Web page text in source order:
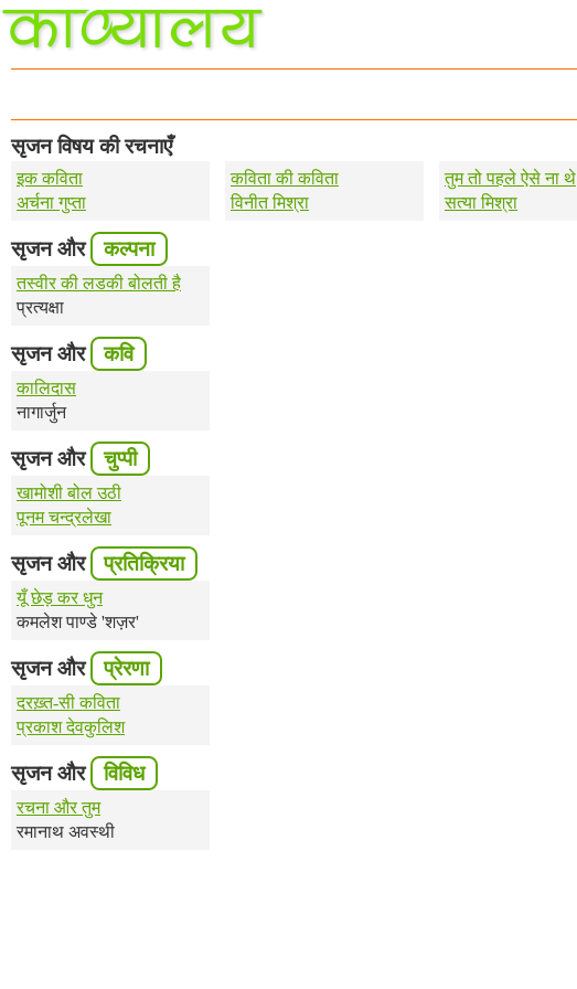
सृजन विषय की रचनाएँ
इक कविता
अर्चना गुप्ता
कविता की कविता
विनीत मिश्रा
तुम तो पहले ऐसे ना थे
सत्या मिश्रा
सृजन और कल्पना
तस्वीर की लडकी बोलती है
प्रत्यक्षा
सृजन और कवि
कालिदास
नागार्जुन
सृजन और चुप्पी
खामोशी बोल उठी
पूनम चन्द्रलेखा
सृजन और प्रतिक्रिया
यूँ छेड़ कर धुन
कमलेश पाण्डे 'शज़र'
सृजन और प्रेरणा
दरख़्त-सी कविता
प्रकाश देवकुलिश
सृजन और विविध
रचना और तुम
रमानाथ अवस्थी